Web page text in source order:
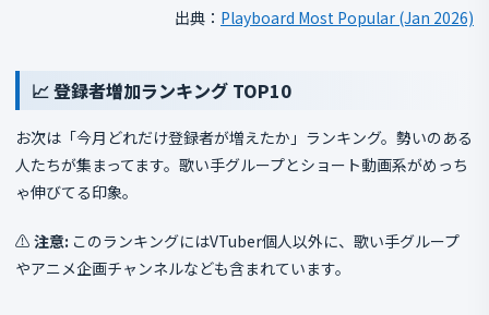
出典： Playboard Most Popular (Jan 2026)
📈 登録者増加ランキング TOP10
お次は「今月どれだけ登録者が増えたか」ランキング。勢いのある
人たちが集まってます。歌い手グループとショート動画系がめっち
ゃ伸びてる印象。
⚠️ 注意: このランキングにはVTuber個人以外に、歌い手グループ
やアニメ企画チャンネルなども含まれています。